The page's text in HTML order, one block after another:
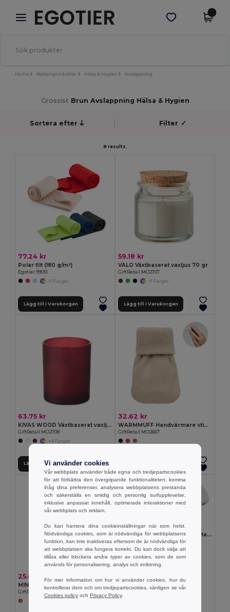
× Egotier-app
Bättre priser i appen!
Hämta app
Home Reklamprodukter Hälsa & Hygien Avslappning
Grossist Brun Avslappning Hälsa & Hygien
Sortera efter Filter ✓
8 results.
77.24 kr
Polar filt (180 g/m²)
Egotier 99051
+1 Färger
Lägg till i Varukorgen
59.18 kr
VALO Växtbaserat vaxljus 70 gr
GiftRetail MO2707
+1 Färger
Lägg till i Varukorgen
63.75 kr
KIVAS WOOD Växtbaserat vaxljus 80 gr
GiftRetail MO2708
+4 Färger
Lägg till i Varukorgen
32.62 kr
WARMMUFF Handvärmare stickad polyester
GiftRetail MO2667
25.08 kr
GiftRetail MO2410
MINSTA ANTAL: 100
3 113.00 kr
Förpackning med 100 GiftRetail IT2873
DELICIOUS Doftljus kaffeböna
+2 Färger
Vi använder cookies
Vår webbplats använder både egna och tredjepartscookies
för att förbättra den övergripande funktionaliteten, komma
ihåg dina preferenser, analysera webbplatsens prestanda
och säkerställa en smidig och personlig surfupplevelse,
inklusive anpassat innehåll, optimerade interaktioner med
vår webbplats och reklam.
Du kan hantera dina cookieinställningar när som helst.
Nödvändiga cookies, som är nödvändiga för webbplatsens
funktion, kan inte inaktiveras eftersom de är nödvändiga för
att webbplatsen ska fungera korrekt. Du kan dock välja att
tillåta eller blockera andra typer av cookies, som de som
används för personalisering, analys och inriktning.
För mer information om hur vi använder cookies, hur du
kontrollerar dem och om tredjepartscookies, vänligen se vår
Cookies policy och Privacy Policy.